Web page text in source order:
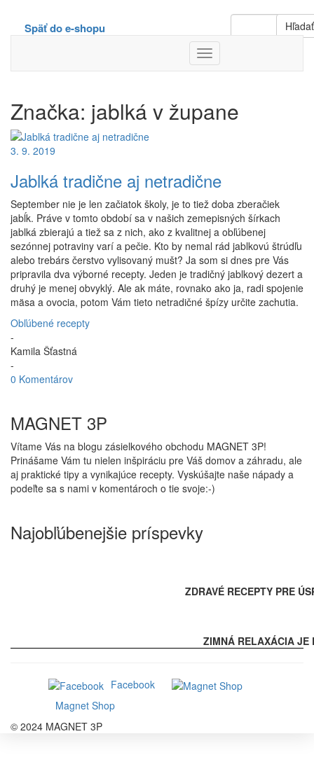
Hľadať
Späť do e-shopu
Toggle
Navigation
Značka: jablká v župane
3. 9. 2019
Jablká tradične aj netradične
September nie je len začiatok školy, je to tiež doba zberačiek
jabĺk. Práve v tomto období sa v našich zemepisných šírkach
jablká zbierajú a tiež sa z nich, ako z kvalitnej a obľúbenej
sezónnej potraviny varí a pečie. Kto by nemal rád jablkovú štrúdľu
alebo trebárs čerstvo vylisovaný mušt? Ja som si dnes pre Vás
pripravila dva výborné recepty. Jeden je tradičný jablkový dezert a
druhý je menej obvyklý. Ale ak máte, rovnako ako ja, radi spojenie
mäsa a ovocia, potom Vám tieto netradičné špízy určite zachutia.
Obľúbené recepty
-
Kamila Šťastná
-
0 Komentárov
MAGNET 3P
Vítame Vás na blogu zásielkového obchodu MAGNET 3P!
Prinášame Vám tu nielen inšpiráciu pre Váš domov a záhradu, ale
aj praktické tipy a vynikajúce recepty. Vyskúšajte naše nápady a
podeľte sa s nami v komentároch o tie svoje:-)
Najobľúbenejšie príspevky
ZDRAVÉ RECEPTY PRE
ZIMNÁ RELAXÁCIA JE
Facebook
Magnet Shop
© 2024 MAGNET 3P